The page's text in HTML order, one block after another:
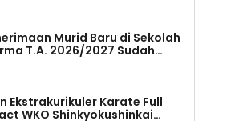
Murid Baru di Sekolah
T.A. 2026/2027 Sudah
Ekstrakurikuler Karate Full
WKO Shinkyokushinkai